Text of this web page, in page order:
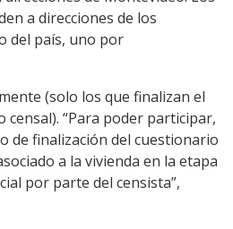
a direcciones de los
del país, uno por
(solo los que finalizan el
“Para poder participar,
de finalización del cuestionario
a la vivienda en la etapa
por parte del censista”,